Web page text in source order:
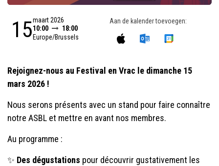
15maart 2026
10:00
18:00
Europe/Brussels
Aan de kalender toevoegen:
Rejoignez-nous au Festival en Vrac le dimanche 15
mars 2026 !
Nous serons présents avec un stand pour faire connaître
notre ASBL et mettre en avant nos membres.
Au programme :
✨ Des dégustations pour découvrir gustativement les